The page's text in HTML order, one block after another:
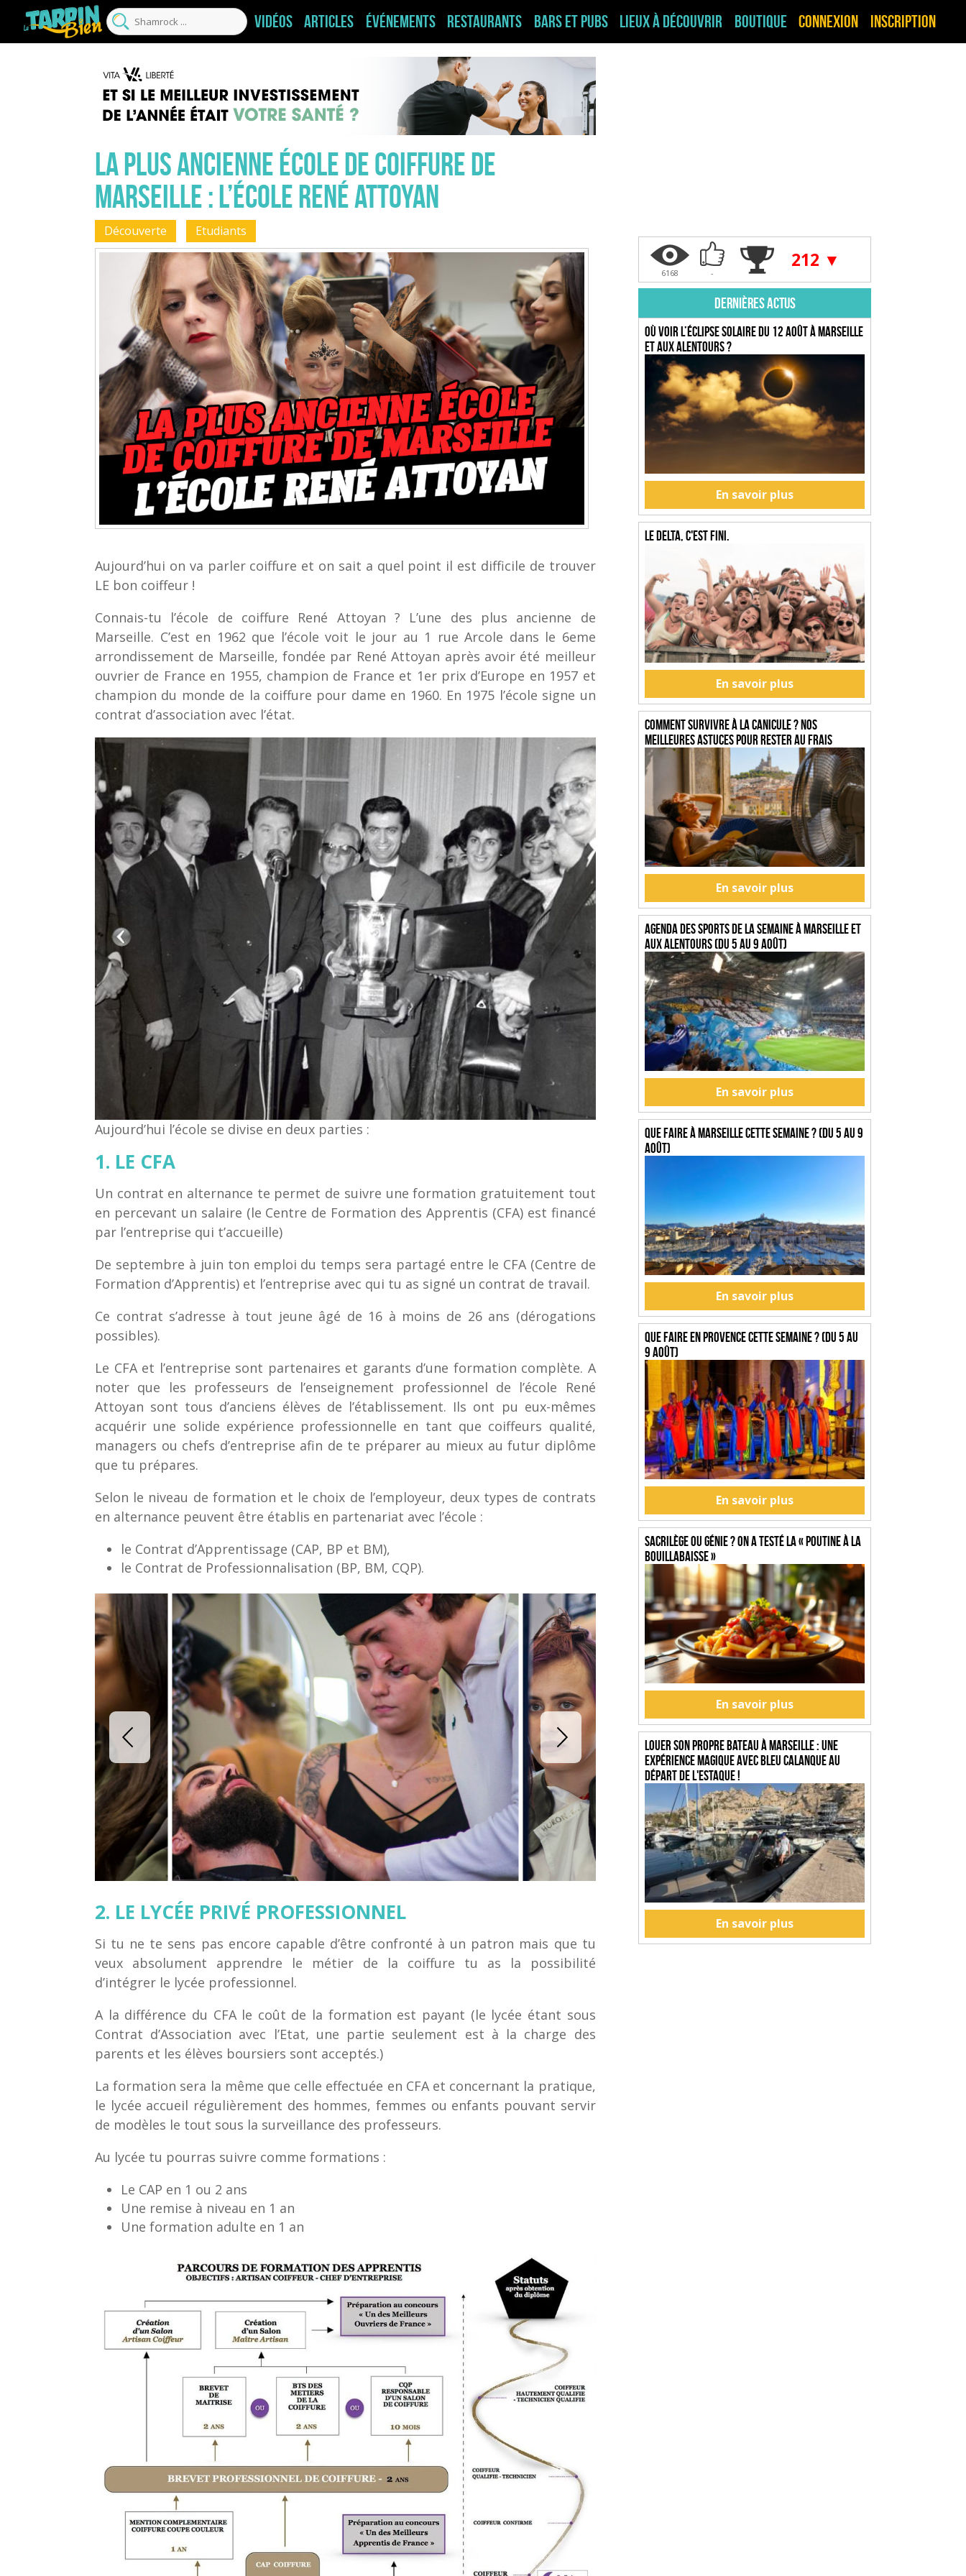
Vidéos Articles Événements Restaurants Bars et pubs Lieux à découvrir Boutique Connexion Inscription
La plus ancienne école de coiffure de
Marseille : L’école René Attoyan
Découverte Etudiants
Aujourd’hui on va parler coiffure et on sait a quel point il est difficile de trouver
LE bon coiffeur !
Connais-tu l’école de coiffure René Attoyan ? L’une des plus ancienne de
Marseille. C’est en 1962 que l’école voit le jour au 1 rue Arcole dans le 6eme
arrondissement de Marseille, fondée par René Attoyan après avoir été meilleur
ouvrier de France en 1955, champion de France et 1er prix d’Europe en 1957 et
champion du monde de la coiffure pour dame en 1960. En 1975 l’école signe un
contrat d’association avec l’état.
Aujourd’hui l’école se divise en deux parties :
1. LE CFA
Un contrat en alternance te permet de suivre une formation gratuitement tout
en percevant un salaire (le Centre de Formation des Apprentis (CFA) est financé
par l’entreprise qui t’accueille)
De septembre à juin ton emploi du temps sera partagé entre le CFA (Centre de
Formation d’Apprentis) et l’entreprise avec qui tu as signé un contrat de travail.
Ce contrat s’adresse à tout jeune âgé de 16 à moins de 26 ans (dérogations
possibles).
Le CFA et l’entreprise sont partenaires et garants d’une formation complète. A
noter que les professeurs de l’enseignement professionnel de l’école René
Attoyan sont tous d’anciens élèves de l’établissement. Ils ont pu eux-mêmes
acquérir une solide expérience professionnelle en tant que coiffeurs qualité,
managers ou chefs d’entreprise afin de te préparer au mieux au futur diplôme
que tu prépares.
Selon le niveau de formation et le choix de l’employeur, deux types de contrats
en alternance peuvent être établis en partenariat avec l’école :
le Contrat d’Apprentissage (CAP, BP et BM),
le Contrat de Professionnalisation (BP, BM, CQP).
2. LE LYCÉE PRIVÉ PROFESSIONNEL
Si tu ne te sens pas encore capable d’être confronté à un patron mais que tu
veux absolument apprendre le métier de la coiffure tu as la possibilité
d’intégrer le lycée professionnel.
A la différence du CFA le coût de la formation est payant (le lycée étant sous
Contrat d’Association avec l’Etat, une partie seulement est à la charge des
parents et les élèves boursiers sont acceptés.)
La formation sera la même que celle effectuée en CFA et concernant la pratique,
le lycée accueil régulièrement des hommes, femmes ou enfants pouvant servir
de modèles le tout sous la surveillance des professeurs.
Au lycée tu pourras suivre comme formations :
Le CAP en 1 ou 2 ans
Une remise à niveau en 1 an
Une formation adulte en 1 an
6168 -
212 ▼
Dernières actus
Où voir l’éclipse solaire du 12 août à Marseille
et aux alentours ?
En savoir plus
Le Delta, c'est fini.
En savoir plus
Comment survivre à la canicule ? Nos
meilleures astuces pour rester au frais
En savoir plus
Agenda des sports de la semaine à Marseille et
aux alentours (du 5 au 9 août)
En savoir plus
Que faire à Marseille cette semaine ? (du 5 au 9
août)
En savoir plus
Que faire en Provence cette semaine ? (du 5 au
9 août)
En savoir plus
SACRILÈGE OU GÉNIE ? On a testé la « Poutine à la
Bouillabaisse »
En savoir plus
Louer son propre bateau à Marseille : une
expérience magique avec Bleu Calanque au
départ de l'Estaque !
En savoir plus